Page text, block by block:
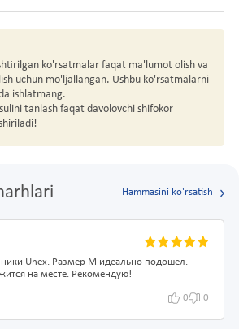
ko'rsatmalar faqat ma'lumot olish va
uchun mo'ljallangan. Ushbu ko'rsatmalarni
ishlatmang.
tanlash faqat davolovchi shifokor
Hammasini ko'rsatish
Unex. Размер M идеально подошел.
на месте. Рекомендую!
0 0